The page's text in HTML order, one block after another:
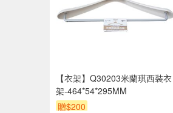
【衣架】Q30203米蘭琪西裝衣
架-464*54*295MM
贈$200